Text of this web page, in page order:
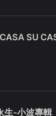
SU
生-小波專輯